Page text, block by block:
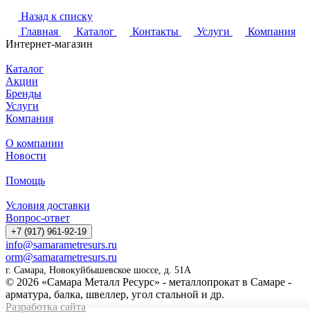
Назад к списку
Главная
Каталог Контакты Услуги
Компания
Интернет-магазин
Каталог
Акции
Бренды
Услуги
Компания
О компании
Новости
Помощь
Условия доставки
Вопрос-ответ
+7 (917) 961-92-19
info@samarametresurs.ru
orm@samarametresurs.ru
г. Самара, Новокуйбышевское шоссе, д. 51А
© 2026 «Самара Металл Ресурс» - металлопрокат в Самаре -
арматура, балка, швеллер, угол стальной и др.
Разработка сайта